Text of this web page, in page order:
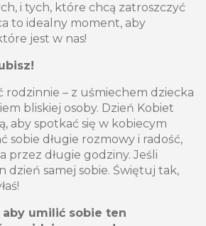
i tych, które chcą zatroszczyć
to idealny moment, aby
jest w nas!
rodzinnie – z uśmiechem dziecka
bliskiej osoby. Dzień Kobiet
aby spotkać się w kobiecym
sobie długie rozmowy i radość,
przez długie godziny. Jeśli
dzień samej sobie. Świętuj tak,
umilić sobie ten